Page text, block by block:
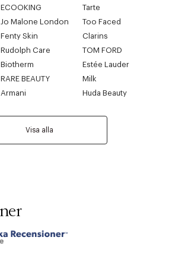
ECOOKING
Tarte
Jo Malone London
Too Faced
Fenty Skin
Clarins
Rudolph Care
TOM FORD
Biotherm
Estée Lauder
RARE BEAUTY
Milk
Armani Huda Beauty
Visa alla